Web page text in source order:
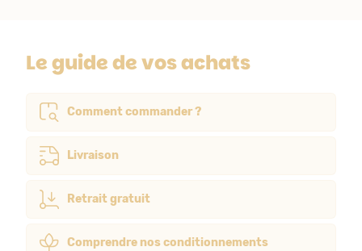
Le guide de vos achats
Comment commander ?
Livraison
Retrait gratuit
Comprendre nos conditionnements